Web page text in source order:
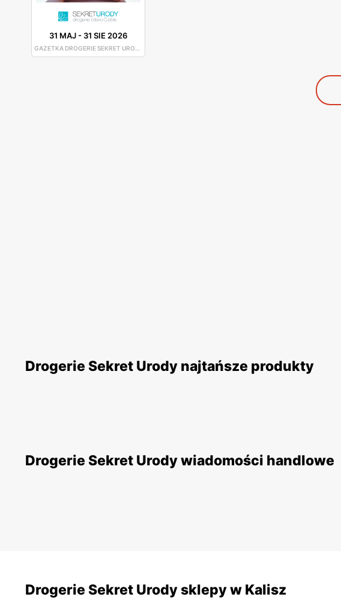
31 MAJ- 31 SIE 2026
GAZETKA DROGERIE SEKRET URODY
Drogerie Sekret Urody najtańsze produkty
Drogerie Sekret Urody wiadomości handlowe
Drogerie Sekret Urody sklepy w Kalisz